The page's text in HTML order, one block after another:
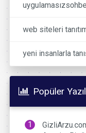
web siteleri
yeni insanlarla
Popüler